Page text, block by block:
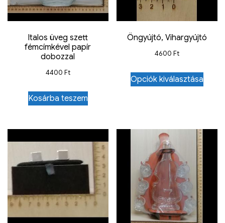
Italos üveg szett
fémcímkével papír
dobozzal
4400 Ft
Kosárba teszem
Öngyújtó, Vihargyújtó
4600Ft
Opciók kiválasztása